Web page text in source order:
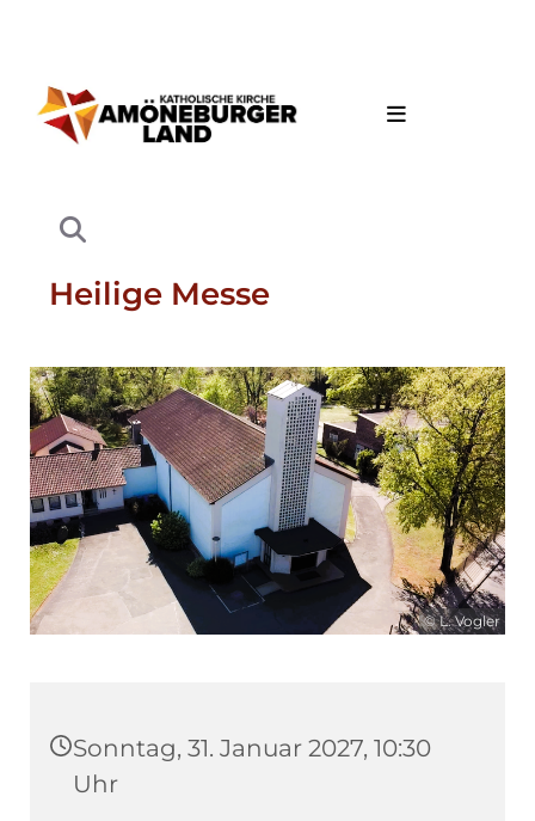
Heilige Messe
© L. Vogler
Sonntag, 31. Januar 2027, 10:30
Uhr